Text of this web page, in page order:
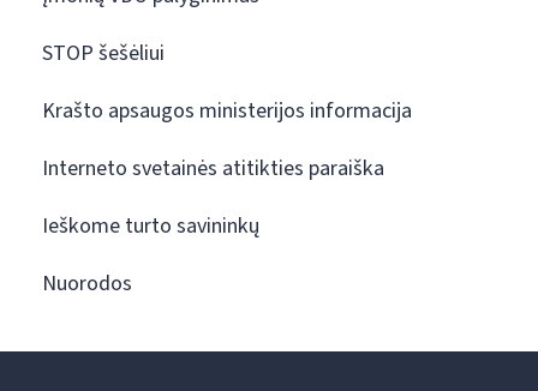
STOP šešėliui
Krašto apsaugos ministerijos informacija
Interneto svetainės atitikties paraiška
Ieškome turto savininkų
Nuorodos